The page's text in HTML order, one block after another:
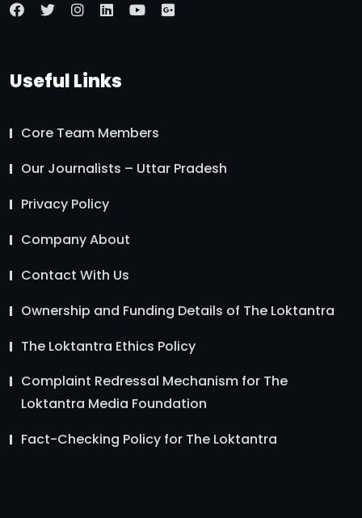
Useful Links
Core Team Members
Our Journalists – Uttar Pradesh
Privacy Policy
Company About
Contact With Us
Ownership and Funding Details of The Loktantra
The Loktantra Ethics Policy
Complaint Redressal Mechanism for The
Loktantra Media Foundation
Fact-Checking Policy for The Loktantra